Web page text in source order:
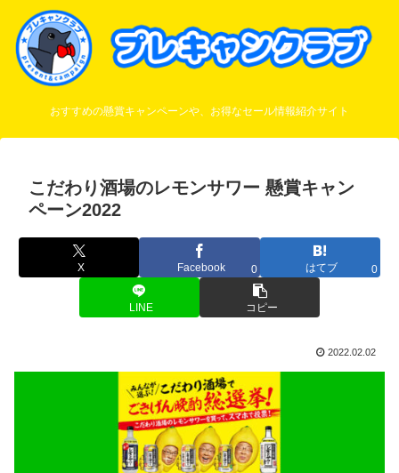
おすすめの懸賞キャンペーンや、お得なセール情報紹介サイト
こだわり酒場のレモンサワー 懸賞キャン
ペーン2022
X Facebook 0 はてブ 0
LINE コピー
2022.02.02